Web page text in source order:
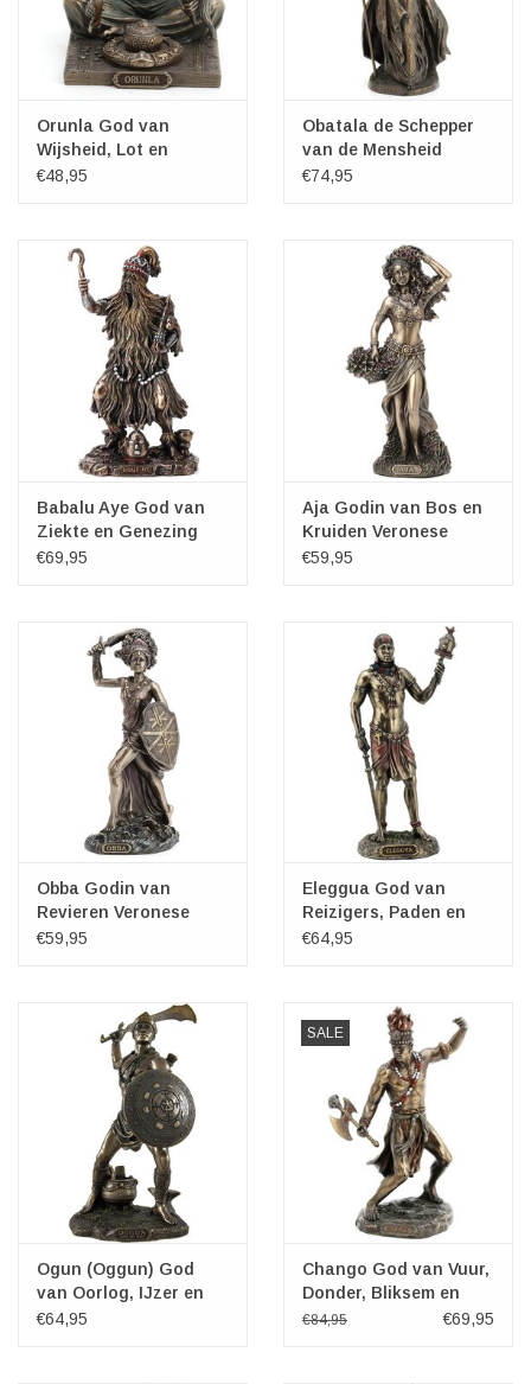
Orunla God van
Wijsheid, Lot en
Profetie Veronese
€48,95
Obatala de Schepper
van de Mensheid
Veronese Design
€74,95
Babalu Aye God van
Ziekte en Genezing
€69,95
Aja Godin van Bos en
Kruiden Veronese
Design
€59,95
Obba Godin van
Revieren Veronese
Design
€59,95
Eleggua God van
Reizigers, Paden en
Geluk
€64,95
Ogun (Oggun) God
van Oorlog, IJzer en
Jacht
€64,95
SALE
Chango God van Vuur,
Donder, Bliksem en
Oorlog
€84,95 €69,95